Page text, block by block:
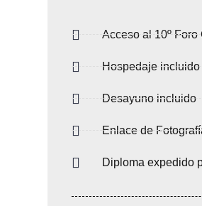
Acceso al 10º
Hospedaje incluido
Desayuno incluido
Enlace de
Diploma expedido